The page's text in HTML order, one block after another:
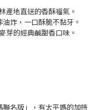
產地直送的香酥福氣。
炸，一口酥脆不黏牙。
芽的經典鹹甜香口味。
名版」，有太平媽的加持